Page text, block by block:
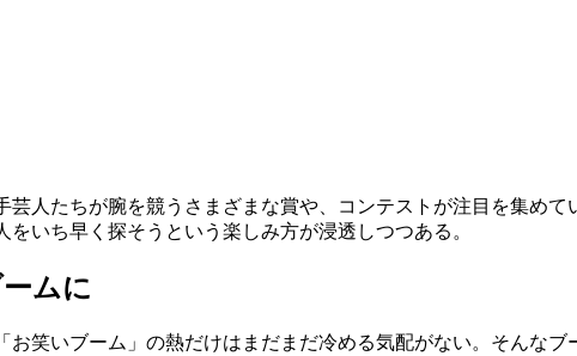
人たちが腕を競うさまざまな賞や、コンテストが注目を集め
いち早く探そうという楽しみ方が浸透しつつある。
ムに
笑いブーム」の熱だけはまだまだ冷める気配がない。そんな